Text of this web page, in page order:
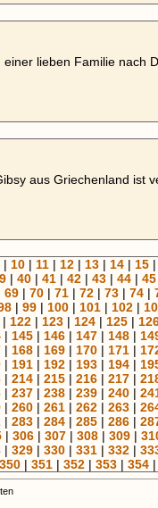
einer lieben Familie nach
aus Griechenland ist
| 10| 11| 12| 13| 14| 15|
| 40 | 41 | 42 | 43 | 44 | 45
69 | 70 | 71 | 72 | 73 | 74 |
| 99| 100| 101| 102|
| 122 | 123 | 124 | 125 |
| 145 | 146 | 147 | 148 |
| 168 | 169 | 170 | 171 |
| 191 | 192 | 193 | 194 |
| 214| 215| 216| 217|
| 237 | 238 | 239 | 240 |
| 260 | 261 | 262 | 263 |
| 283 | 284 | 285 | 286 |
| 306| 307| 308| 309|
| 329 | 330 | 331 | 332 |
350 | 351 | 352 | 353 | 354 |